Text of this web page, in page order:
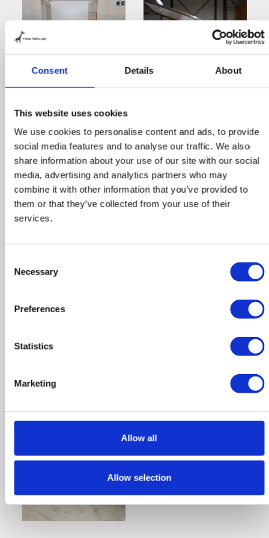
Consent Details About
This website uses cookies
We use cookies to personalise content and ads, to provide
social media features and to analyse our traffic. We also
share information about your use of our site with our social
media, advertising and analytics partners who may
combine it with other information that you’ve provided to
them or that they’ve collected from your use of their
services.
Selection
Necessary
Preferences
Statistics
Marketing
Allow all
Allow selection